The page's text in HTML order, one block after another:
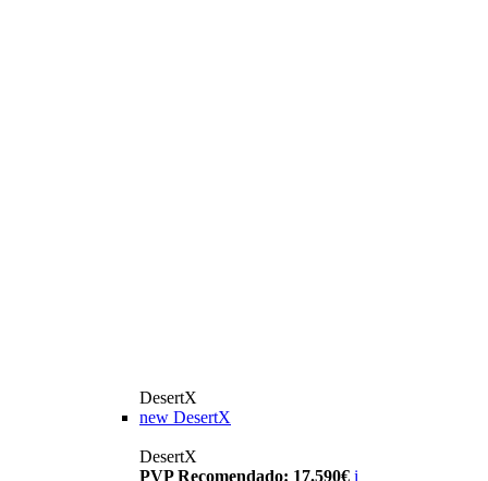
DesertX
new DesertX
DesertX
PVP Recomendado: 17.590€ i